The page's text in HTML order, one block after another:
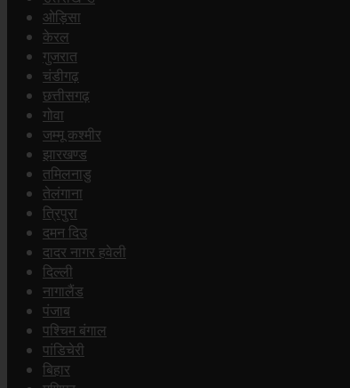
ओड़िसा
केरल
गुजरात
चंडीगढ़
छत्तीसगढ़
गोवा
जम्मू कश्मीर
झारखण्ड
तमिलनाडु
तेलंगाना
त्रिपुरा
दमन दिउ
दादर नागर हवेली
दिल्ली
नागालैंड
पंजाब
पश्चिम बंगाल
पांडिचेरी
बिहार